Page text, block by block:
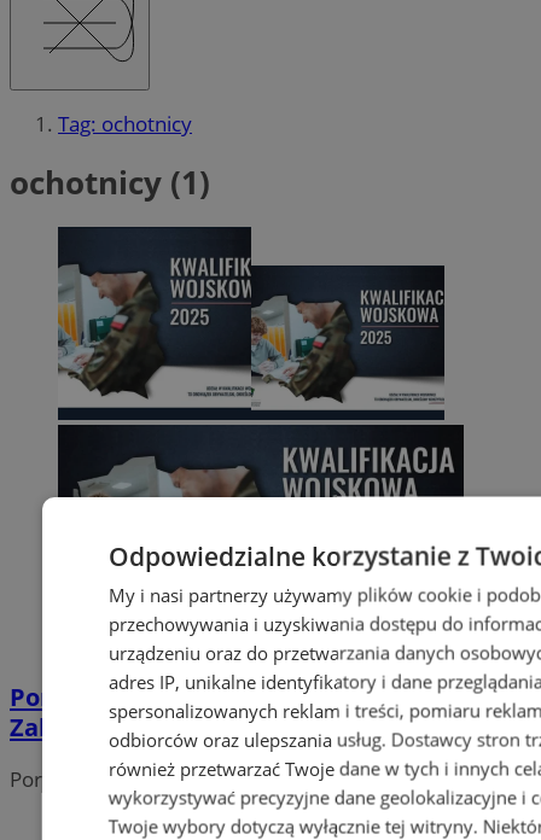
Tag: ochotnicy
ochotnicy (1)
Ponad 24 tysiące osób przed komisją.
Zakończyła się kwalifikacja wojskowa
Portal należy do sieci
Odpowiedzialne korzystanie z
My i nasi partnerzy używamy plików cookie i
przechowywania i uzyskiwania dostępu do
urządzeniu oraz do przetwarzania danych
adres IP, unikalne identyfikatory i dane
spersonalizowanych reklam i treści, pomiaru
odbiorców oraz ulepszania usług. Dostawcy stron
również przetwarzać Twoje dane w tych i innych
wykorzystywać precyzyjne dane geolokalizacyjne i
Twoje wybory dotyczą wyłącznie tej witryny.